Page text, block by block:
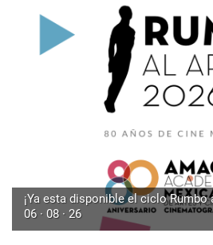
¡Ya esta disponible el ciclo Rumbo
06 · 08 · 26